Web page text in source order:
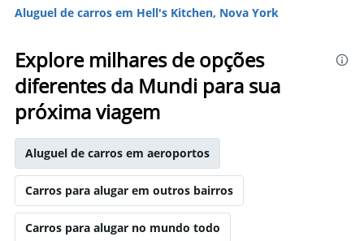
Aluguel de carros em Hell's Kitchen, Nova York
Explore milhares de opções
diferentes da Mundi para sua
próxima viagem
Aluguel de carros em aeroportos
Carros para alugar em outros bairros
Carros para alugar no mundo todo